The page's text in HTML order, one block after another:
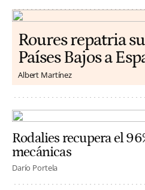
Roures repatria
Países Bajos a
Albert Martínez
Rodalies recupera el
mecánicas
Darío Portela